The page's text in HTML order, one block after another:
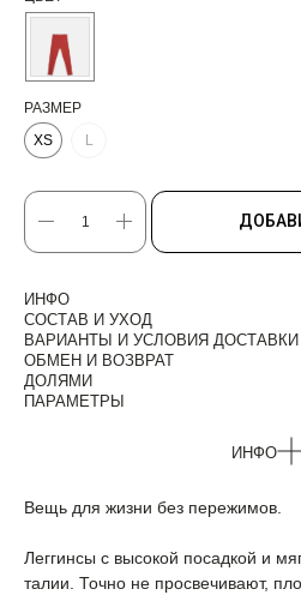
РАЗМЕР
XS
L
ИНФО
СОСТАВ И УХОД
ВАРИАНТЫ И УСЛОВИЯ ДОСТАВКИ
ОБМЕН И ВОЗВРАТ
ДОЛЯМИ
ПАРАМЕТРЫ
ИНФО
Вещь для жизни без пережимов.
Леггинсы с высокой посадкой и
талии. Точно не просвечивают,